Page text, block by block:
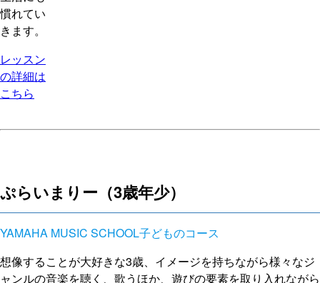
慣れてい
きます。
レッスン
の詳細は
こちら
ぷらいまりー（3歳年少）
YAMAHA MUSIC SCHOOL子どものコース
想像することが大好きな3歳、イメージを持ちながら様々なジ
ャンルの音楽を聴く、歌うほか、遊びの要素を取り入れながら